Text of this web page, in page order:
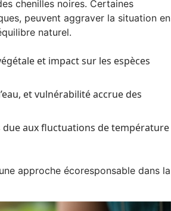
chenilles noires. Certaines
peuvent aggraver la situation en
naturel.
et impact sur les espèces
et vulnérabilité accrue des
aux fluctuations de température
approche écoresponsable dans la